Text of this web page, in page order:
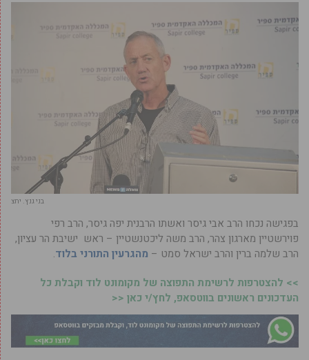
בני גנץ. יחצ
בפגישה נכחו הרב אבי גיסר ואשתו הרבנית יפה גיסר, הרב רפי
פוירשטיין מארגון צהר, הרב משה ליכטנשטיין – ראש ישיבת הר עציון,
הרב שלמה ברין והרב ישראל סמט – מהגרעין התורני בלוד.
>> להצטרפות לרשימת התפוצה של מקומונט לוד וקבלת כל
העדכונים ראשונים בווטסאפ, לחץ/י כאן <<